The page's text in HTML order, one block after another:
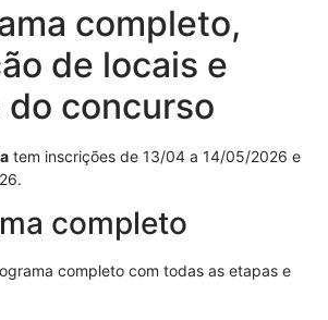
completo,
de locais e
do concurso
tem inscrições de 13/04 a 14/05/2026 e
completo
completo com todas as etapas e